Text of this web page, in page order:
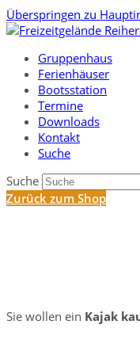
Überspringen zu
Gruppenhaus
Ferienhäuser
Bootsstation
Termine
Downloads
Kontakt
Suche
Suche
Zurück zum Shop
Sie wollen ein Kajak